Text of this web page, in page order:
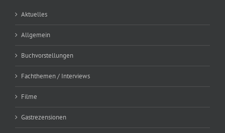
Aktuelles
Allgemein
Buchvorstellungen
Fachthemen / Interviews
Filme
Gastrezensionen